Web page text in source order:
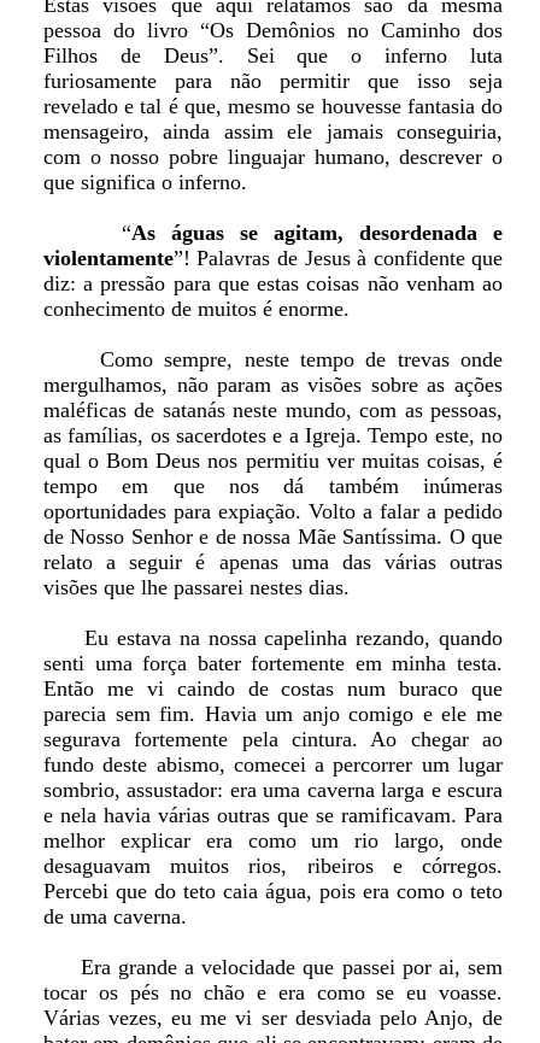
Estas visões que aqui relatamos são da mesma
pessoa do livro “Os Demônios no Caminho dos
Filhos de Deus”. Sei que o inferno luta
furiosamente para não permitir que isso seja
revelado e tal é que, mesmo se houvesse fantasia do
mensageiro, ainda assim ele jamais conseguiria,
com o nosso pobre linguajar humano, descrever o
que significa o inferno.
“As águas se agitam, desordenada e
violentamente”! Palavras de Jesus à confidente que
diz: a pressão para que estas coisas não venham ao
conhecimento de muitos é enorme.
Como sempre, neste tempo de trevas onde
mergulhamos, não param as visões sobre as ações
maléficas de satanás neste mundo, com as pessoas,
as famílias, os sacerdotes e a Igreja. Tempo este, no
qual o Bom Deus nos permitiu ver muitas coisas, é
tempo em que nos dá também inúmeras
oportunidades para expiação. Volto a falar a pedido
de Nosso Senhor e de nossa Mãe Santíssima. O que
relato a seguir é apenas uma das várias outras
visões que lhe passarei nestes dias.
Eu estava na nossa capelinha rezando, quando
senti uma força bater fortemente em minha testa.
Então me vi caindo de costas num buraco que
parecia sem fim. Havia um anjo comigo e ele me
segurava fortemente pela cintura. Ao chegar ao
fundo deste abismo, comecei a percorrer um lugar
sombrio, assustador: era uma caverna larga e escura
e nela havia várias outras que se ramificavam. Para
melhor explicar era como um rio largo, onde
desaguavam muitos rios, ribeiros e córregos.
Percebi que do teto caia água, pois era como o teto
de uma caverna.
Era grande a velocidade que passei por ai, sem
tocar os pés no chão e era como se eu voasse.
Várias vezes, eu me vi ser desviada pelo Anjo, de